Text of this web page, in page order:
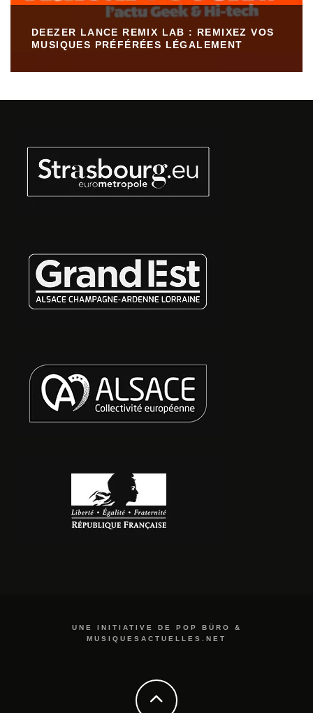
DEEZER LANCE REMIX LAB : REMIXEZ VOS
MUSIQUES PRÉFÉRÉES LÉGALEMENT
UNE INITIATIVE DE POP BÜRO &
MUSIQUESACTUELLES.NET